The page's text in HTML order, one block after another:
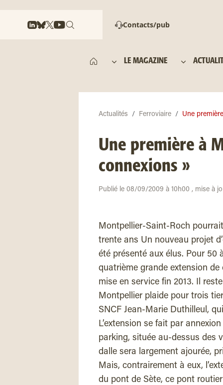
Contacts/pub
LE MAGAZINE
Actualités Ferroviaire Une
Une première à
connexions »
Publié le 08/09/2009 à 10h00 , mise à
Montpellier-Saint-Roch
trente ans Un nouveau projet
été présenté aux élus. Pour 50
quatrième grande extension
mise en service fin 2013. Il
Montpellier plaide pour trois
SNCF Jean-Marie Duthilleul,
L’extension se fait par
parking, située au-dessus des
dalle sera largement ajourée,
Mais, contrairement à eux,
du pont de Sète, ce pont